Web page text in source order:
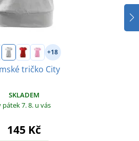
+18
tričko City
SKLADEM
pátek 7. 8. u vás
145 Kč